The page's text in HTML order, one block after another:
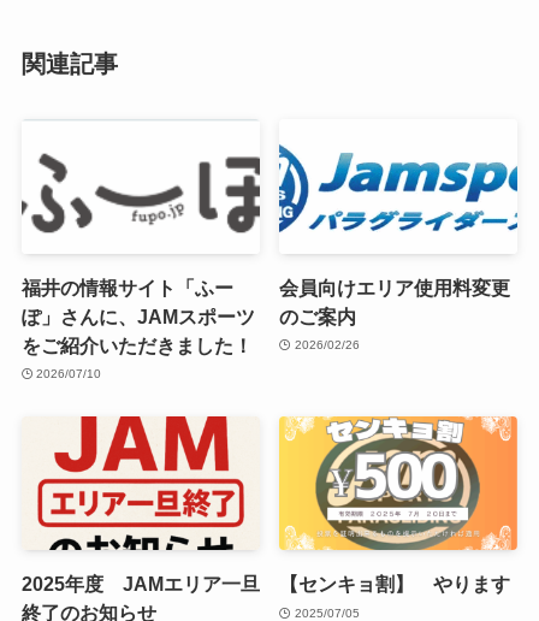
関連記事
福井の情報サイト「ふー
ぽ」さんに、JAMスポーツ
をご紹介いただきました！
2026/07/10
会員向けエリア使用料変更
のご案内
2026/02/26
2025年度 JAMエリア一旦
終了のお知らせ
【センキョ割】 やります
2025/07/05